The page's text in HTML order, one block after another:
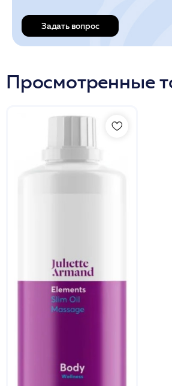
Задать вопрос
Просмотренные